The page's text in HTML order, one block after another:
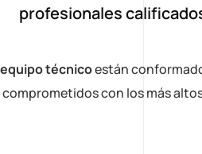
profesionales
equipo técnicoestán
comprometidos con los más